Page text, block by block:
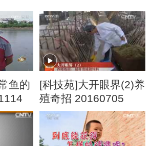
鱼的
[科技苑]大开眼界(2)养
殖奇招 20160705